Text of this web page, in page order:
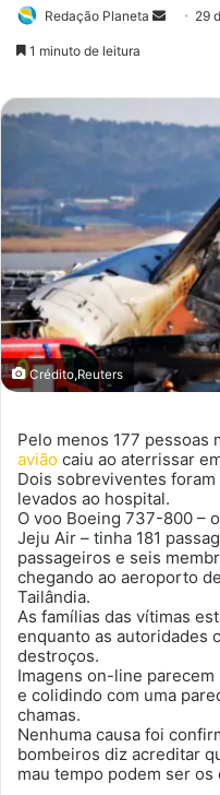
Redação Planeta
Mande
mail
29
1 minuto de leitura
Crédito,Reuters
Pelo menos 177 pessoas
avião caiu ao aterrissar
Dois sobreviventes
levados ao hospital.
O voo Boeing 737-800 –
Jeju Air – tinha 181
passageiros e seis
chegando ao aeroporto
Tailândia.
As famílias das vítimas
enquanto as autoridades
destroços.
Imagens on-line
e colidindo com uma
chamas.
Nenhuma causa foi
bombeiros diz acreditar
mau tempo podem ser os